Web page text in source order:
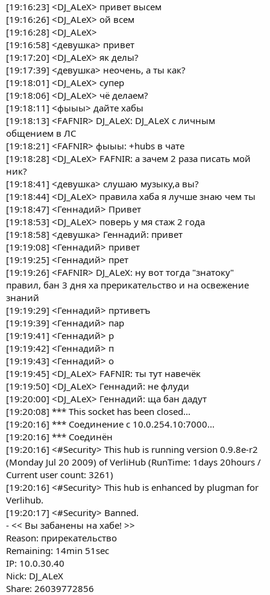
[19:16:23] <DJ_ALeX> привет высем
[19:16:26] <DJ_ALeX> ой всем
[19:16:28] <DJ_ALeX>
[19:16:58] <девушка> привет
[19:17:20] <DJ_ALeX> як делы?
[19:17:39] <девушка> неочень, а ты как?
[19:18:01] <DJ_ALeX> супер
[19:18:06] <DJ_ALeX> чё делаем?
[19:18:11] <фыыы> дайте хабы
[19:18:13] <FAFNIR> DJ_ALeX: DJ_ALeX с личным
общением в ЛС
[19:18:21] <FAFNIR> фыыы: +hubs в чате
[19:18:28] <DJ_ALeX> FAFNIR: а зачем 2 раза писать мой
ник?
[19:18:41] <девушка> слушаю музыку,а вы?
[19:18:44] <DJ_ALeX> правила хаба я лучше знаю чем ты
[19:18:47] <Геннадий> Привет
[19:18:53] <DJ_ALeX> поверь у мя стаж 2 года
[19:18:58] <девушка> Геннадий: привет
[19:19:08] <Геннадий> привет
[19:19:25] <Геннадий> прет
[19:19:26] <FAFNIR> DJ_ALeX: ну вот тогда "знатоку"
правил, бан 3 дня ха прерикательство и на освежение
знаний
[19:19:29] <Геннадий> пртиветъ
[19:19:39] <Геннадий> пар
[19:19:41] <Геннадий> р
[19:19:42] <Геннадий> п
[19:19:43] <Геннадий> о
[19:19:45] <DJ_ALeX> FAFNIR: ты тут навечёк
[19:19:50] <DJ_ALeX> Геннадий: не флуди
[19:20:00] <DJ_ALeX> Геннадий: ща бан дадут
[19:20:08] *** This socket has been closed...
[19:20:16] *** Соединение с 10.0.254.10:7000...
[19:20:16] *** Соединён
[19:20:16] <#Security> This hub is running version 0.9.8e-r2
(Monday Jul 20 2009) of VerliHub (RunTime: 1days 20hours /
Current user count: 3261)
[19:20:16] <#Security> This hub is enhanced by plugman for
Verlihub.
[19:20:17] <#Security> Banned.
- << Вы забанены на хабе! >>
Reason: прирекательство
Remaining: 14min 51sec
IP: 10.0.30.40
Nick: DJ_ALeX
Share: 26039772856